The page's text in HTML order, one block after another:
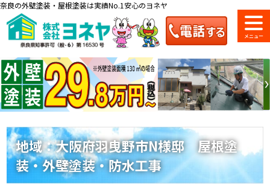
奈良の外壁塗装・屋根塗装は実績No.1安心のヨネヤ
料金一覧 会社案内 ショールーム
のご紹介
来店予約 お問い合わせ
お見積り お電話
地域：大阪府羽曳野市N様邸 屋根塗
装・外壁塗装・防水工事